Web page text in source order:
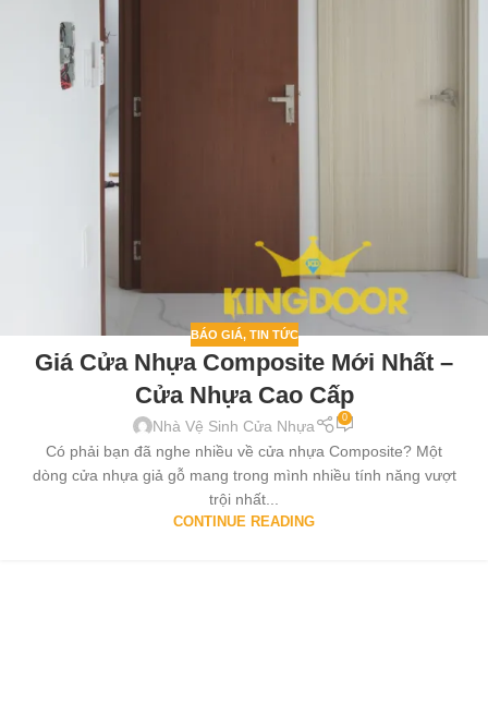
BÁO GIÁ, TIN TỨC
Giá Cửa Nhựa Composite Mới Nhất –
Cửa Nhựa Cao Cấp
Nhà Vệ Sinh Cửa Nhựa 0
Có phải bạn đã nghe nhiều về cửa nhựa Composite? Một
dòng cửa nhựa giả gỗ mang trong mình nhiều tính năng vượt
trội nhất...
CONTINUE READING